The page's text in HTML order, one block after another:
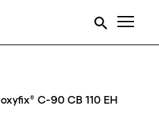
oxyfix® C-90 CB 110 EH